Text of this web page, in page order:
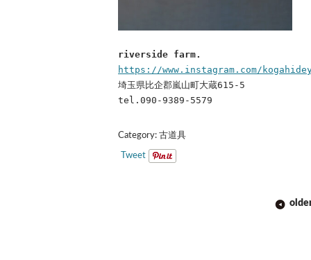
riverside farm.
https://www.instagram.com/
埼玉県比企郡嵐山町大蔵615-5
tel.090-9389-5579
Category: 古道具
Tweet